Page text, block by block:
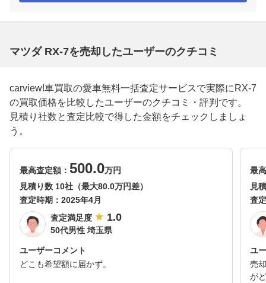
マツダ RX-7を売却したユーザーのクチコミ
carview!車買取の愛車無料一括査定サービスで実際にRX-7
の買取価格を比較したユーザーのクチコミ・評判です。
見積り社数と査定比較で得した金額をチェックしましょ
う。
最高査定額： 500.0万円
見積り数 10社（最大80.0万円差）
査定時期： 2025年4月
査定満足度
1.0
50代男性 埼玉県
ユーザーコメント
どこも希望額に届かず。
最
見
査
ユ
売
が